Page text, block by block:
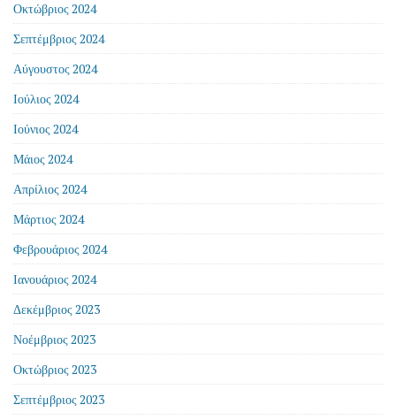
Οκτώβριος 2024
Σεπτέμβριος 2024
Αύγουστος 2024
Ιούλιος 2024
Ιούνιος 2024
Μάιος 2024
Απρίλιος 2024
Μάρτιος 2024
Φεβρουάριος 2024
Ιανουάριος 2024
Δεκέμβριος 2023
Νοέμβριος 2023
Οκτώβριος 2023
Σεπτέμβριος 2023